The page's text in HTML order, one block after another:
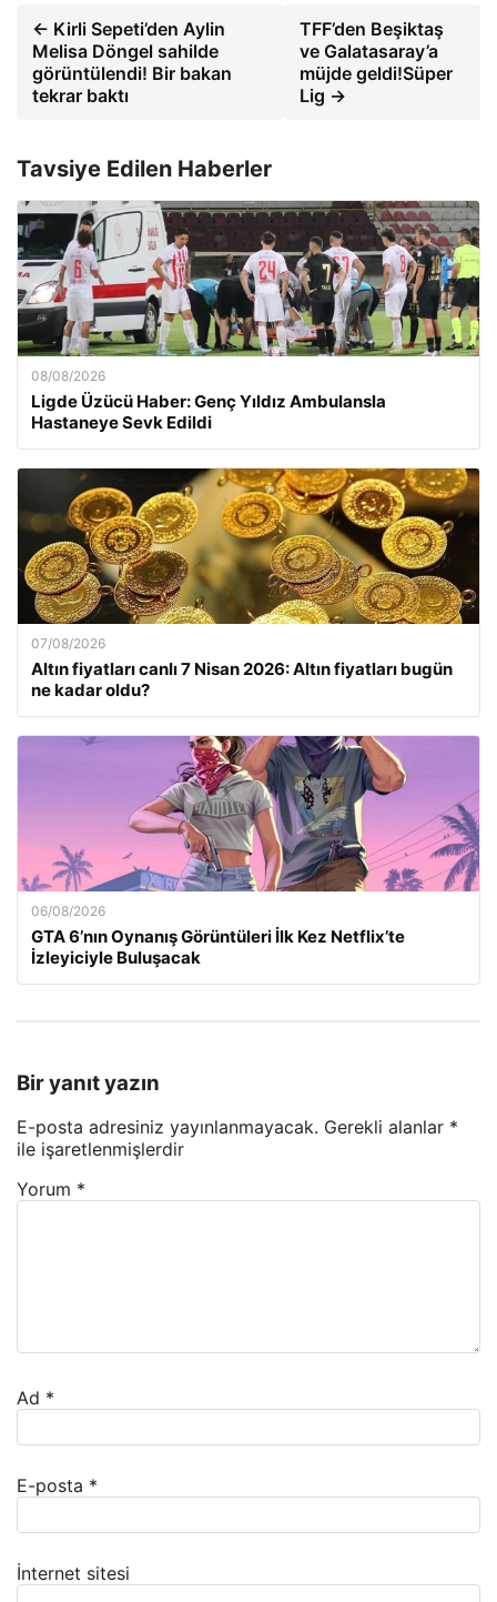
← Kirli Sepeti’den Aylin
Melisa Döngel sahilde
görüntülendi! Bir bakan
tekrar baktı
TFF’den Beşiktaş
ve Galatasaray’a
müjde geldi!Süper
Lig →
Tavsiye Edilen Haberler
08/08/2026
Ligde Üzücü Haber: Genç Yıldız Ambulansla
Hastaneye Sevk Edildi
07/08/2026
Altın fiyatları canlı 7 Nisan 2026: Altın fiyatları bugün
ne kadar oldu?
06/08/2026
GTA 6’nın Oynanış Görüntüleri İlk Kez Netflix’te
İzleyiciyle Buluşacak
Bir yanıt yazın
E-posta adresiniz yayınlanmayacak. Gerekli alanlar *
ile işaretlenmişlerdir
Yorum *
Ad *
E-posta *
İnternet sitesi